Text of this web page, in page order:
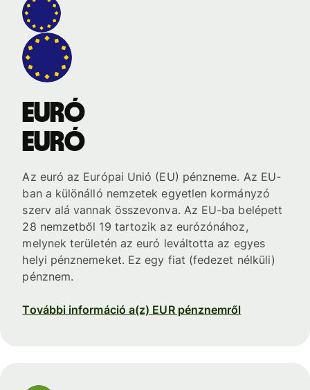
euró
euró
Az euró az Európai Unió (EU) pénzneme. Az EU-
ban a különálló nemzetek egyetlen kormányzó
szerv alá vannak összevonva. Az EU-ba belépett
28 nemzetből 19 tartozik az eurózónához,
melynek területén az euró leváltotta az egyes
helyi pénznemeket. Ez egy fiat (fedezet nélküli)
pénznem.
További információ a(z) EUR pénznemről